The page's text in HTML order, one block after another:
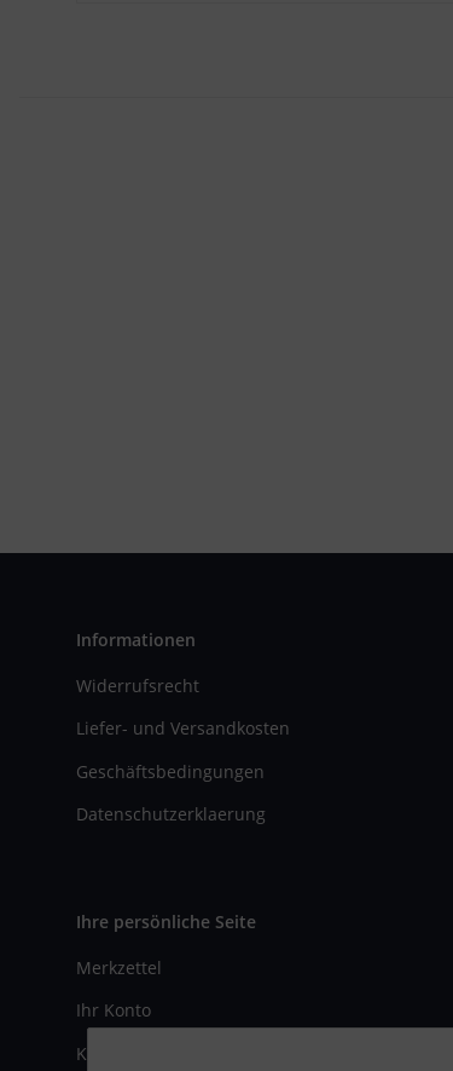
Informationen
Widerrufsrecht
Liefer- und Versandkosten
Geschäftsbedingungen
Datenschutzerklaerung
Ihre persönliche Seite
Merkzettel
Ihr Konto
Kasse